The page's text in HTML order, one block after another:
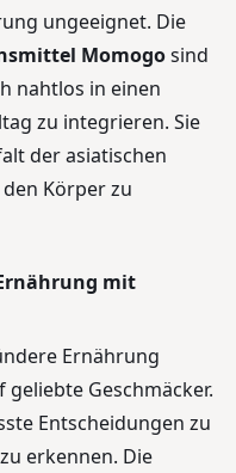
ungeeignet. Die
Momogosind
nahtlos in einen
zu integrieren. Sie
der asiatischen
Körper zu
mit
Ernährung
Geschmäcker.
Entscheidungen zu
erkennen. Die